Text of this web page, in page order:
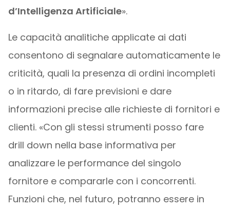
d’Intelligenza Artificiale».
Le capacità analitiche applicate ai dati
consentono di segnalare automaticamente le
criticità, quali la presenza di ordini incompleti
o in ritardo, di fare previsioni e dare
informazioni precise alle richieste di fornitori e
clienti. «Con gli stessi strumenti posso fare
drill down nella base informativa per
analizzare le performance del singolo
fornitore e compararle con i concorrenti.
Funzioni che, nel futuro, potranno essere in